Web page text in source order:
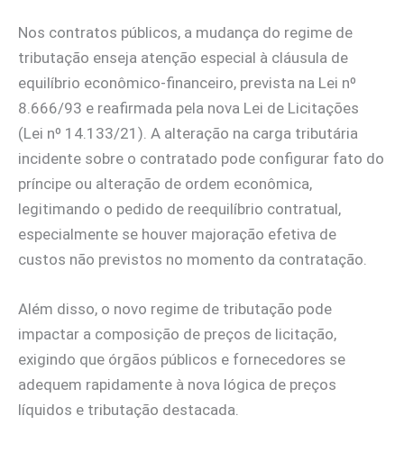
Nos contratos públicos, a mudança do regime de
tributação enseja atenção especial à cláusula de
equilíbrio econômico-financeiro, prevista na Lei nº
8.666/93 e reafirmada pela nova Lei de Licitações
(Lei nº 14.133/21). A alteração na carga tributária
incidente sobre o contratado pode configurar fato do
príncipe ou alteração de ordem econômica,
legitimando o pedido de reequilíbrio contratual,
especialmente se houver majoração efetiva de
custos não previstos no momento da contratação.
Além disso, o novo regime de tributação pode
impactar a composição de preços de licitação,
exigindo que órgãos públicos e fornecedores se
adequem rapidamente à nova lógica de preços
líquidos e tributação destacada.